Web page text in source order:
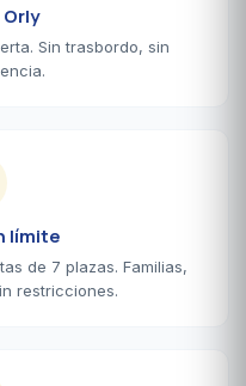
Sin trasbordo, sin
límite
de 7 plazas. Familias,
restricciones.